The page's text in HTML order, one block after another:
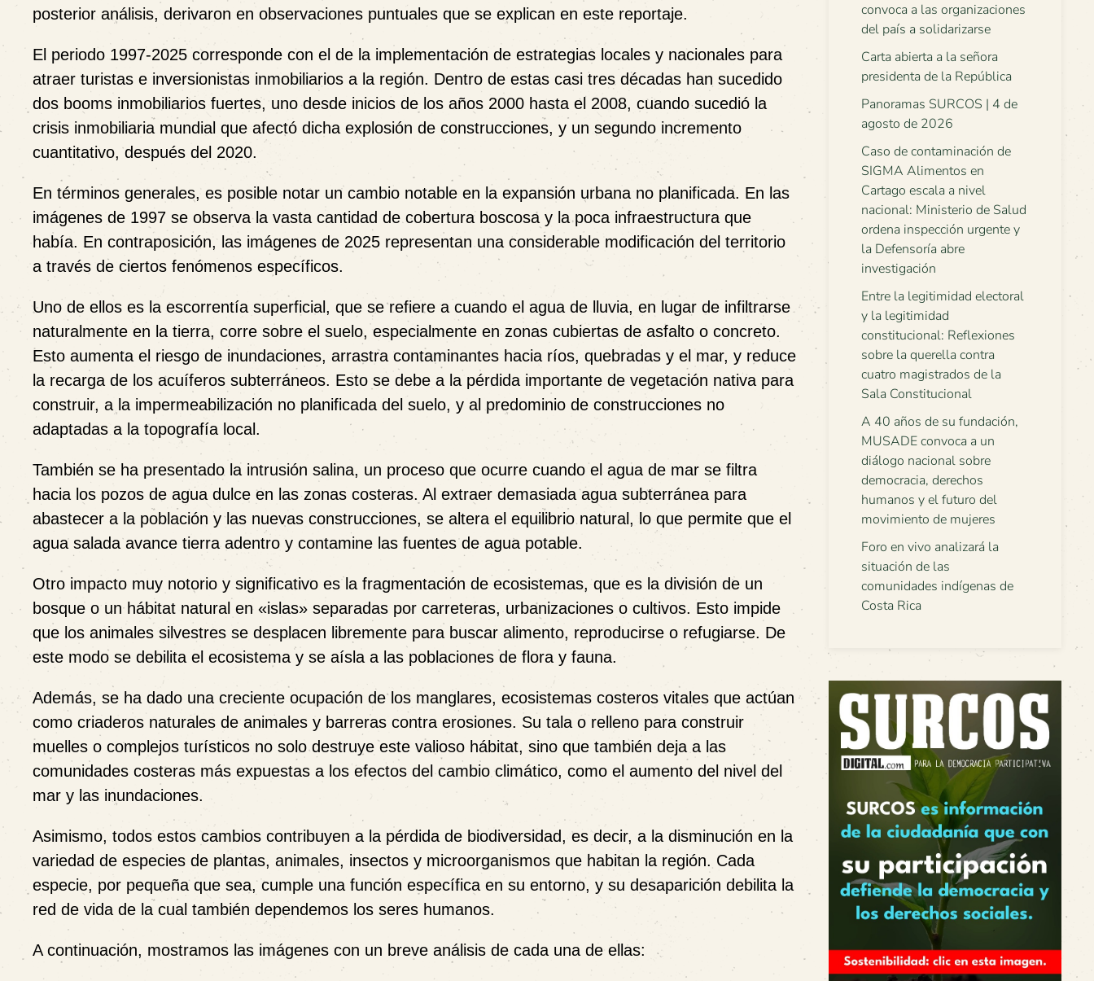
posterior análisis, derivaron en observaciones puntuales que se explican en este reportaje.
El periodo 1997-2025 corresponde con el de la implementación de estrategias locales y nacionales para
atraer turistas e inversionistas inmobiliarios a la región. Dentro de estas casi tres décadas han sucedido
dos booms inmobiliarios fuertes, uno desde inicios de los años 2000 hasta el 2008, cuando sucedió la
crisis inmobiliaria mundial que afectó dicha explosión de construcciones, y un segundo incremento
cuantitativo, después del 2020.
En términos generales, es posible notar un cambio notable en la expansión urbana no planificada. En las
imágenes de 1997 se observa la vasta cantidad de cobertura boscosa y la poca infraestructura que
había. En contraposición, las imágenes de 2025 representan una considerable modificación del territorio
a través de ciertos fenómenos específicos.
Uno de ellos es la escorrentía superficial , que se refiere a cuando el agua de lluvia, en lugar de infiltrarse
naturalmente en la tierra, corre sobre el suelo, especialmente en zonas cubiertas de asfalto o concreto.
Esto aumenta el riesgo de inundaciones, arrastra contaminantes hacia ríos, quebradas y el mar, y reduce
la recarga de los acuíferos subterráneos. Esto se debe a la pérdida importante de vegetación nativa para
construir, a la impermeabilización no planificada del suelo, y al predominio de construcciones no
adaptadas a la topografía local.
También se ha presentado la intrusión salina, un proceso que ocurre cuando el agua de mar se filtra
hacia los pozos de agua dulce en las zonas costeras. Al extraer demasiada agua subterránea para
abastecer a la población y las nuevas construcciones, se altera el equilibrio natural, lo que permite que el
agua salada avance tierra adentro y contamine las fuentes de agua potable.
Otro impacto muy notorio y significativo es la fragmentación de ecosistemas, que es la división de un
bosque o un hábitat natural en «islas» separadas por carreteras, urbanizaciones o cultivos. Esto impide
que los animales silvestres se desplacen libremente para buscar alimento, reproducirse o refugiarse. De
este modo se debilita el ecosistema y se aísla a las poblaciones de flora y fauna.
Además, se ha dado una creciente ocupación de los manglares, ecosistemas costeros vitales que actúan
como criaderos naturales de animales y barreras contra erosiones. Su tala o relleno para construir
muelles o complejos turísticos no solo destruye este valioso hábitat, sino que también deja a las
comunidades costeras más expuestas a los efectos del cambio climático, como el aumento del nivel del
mar y las inundaciones.
Asimismo, todos estos cambios contribuyen a la pérdida de biodiversidad, es decir, a la disminución en la
variedad de especies de plantas, animales, insectos y microorganismos que habitan la región. Cada
especie, por pequeña que sea, cumple una función específica en su entorno, y su desaparición debilita la
red de vida de la cual también dependemos los seres humanos.
A continuación, mostramos las imágenes con un breve análisis de cada una de ellas:
convoca a las organizaciones
del país a solidarizarse
Carta abierta a la señora
presidenta de la República
Panoramas SURCOS | 4 de
agosto de 2026
Caso de contaminación de
SIGMA Alimentos en
Cartago escala a nivel
nacional: Ministerio de Salud
ordena inspección urgente y
la Defensoría abre
investigación
Entre la legitimidad electoral
y la legitimidad
constitucional: Reflexiones
sobre la querella contra
cuatro magistrados de la
Sala Constitucional
A 40 años de su fundación,
MUSADE convoca a un
diálogo nacional sobre
democracia, derechos
humanos y el futuro del
movimiento de mujeres
Foro en vivo analizará la
situación de las
comunidades indígenas de
Costa Rica